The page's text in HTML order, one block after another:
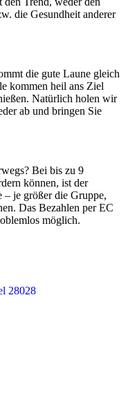
die Gesundheit anderer
die gute Laune gleich
kommen heil ans Ziel
Natürlich holen wir
ab und bringen Sie
Bei bis zu 9
können, ist der
– je größer die Gruppe,
Das Bezahlen per EC
möglich.